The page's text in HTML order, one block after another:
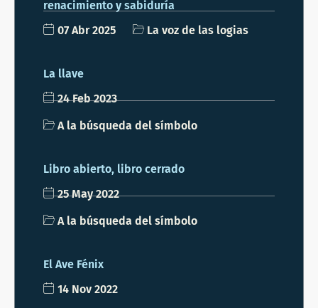
renacimiento y sabiduría
07 Abr 2025
La voz de las logias
La llave
24 Feb 2023
A la búsqueda del símbolo
Libro abierto, libro cerrado
25 May 2022
A la búsqueda del símbolo
El Ave Fénix
14 Nov 2022